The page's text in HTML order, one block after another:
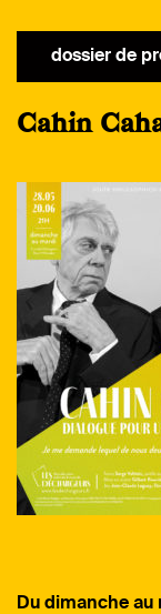
dossier de
Cahin
Du dimanche au